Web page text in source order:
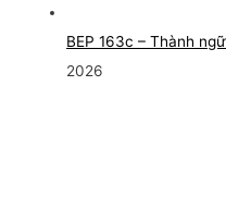
BEP 163c – Thành
2026